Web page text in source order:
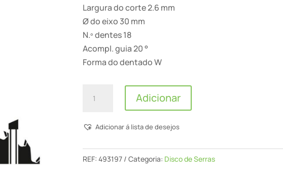
Largura do corte 2.6 mm
Ø do eixo 30 mm
N.º dentes 18
Acompl. guia 20 °
Forma do dentado W
Quantidade
De
Standard
Adicionar
Adicionar á lista de desejos
REF: 493197 Categoria: Disco de Serras